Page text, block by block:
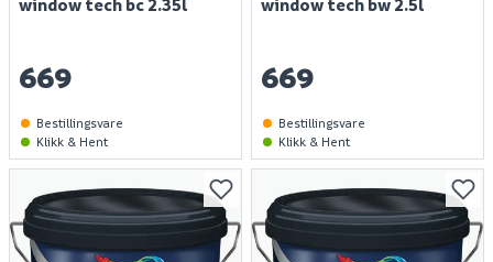
window tech bc 2.35l
669
Bestillingsvare
Klikk & Hent
window tech bw 2.5l
669
Bestillingsvare
Klikk & Hent